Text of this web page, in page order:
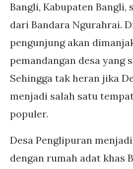
Bangli, Kabupaten Bangli,
dari Bandara Ngurahrai.
pengunjung akan
pemandangan desa yang
Sehingga tak heran jika
menjadi salah satu
populer.
Desa Penglipuran
dengan rumah adat khas